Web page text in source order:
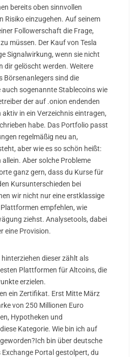
bereits oben sinnvollen
Risiko einzugehen. Auf seinem
Followerschaft die Frage,
müssen. Der Kauf von Tesla
Signalwirkung, wenn sie nicht
dir gelöscht werden. Weitere
Börsenanlegers sind die
auch sogenannte Stablecoins wie
der auf .onion endenden
aktiv in ein Verzeichnis eintragen,
habe. Das Portfolio passt
regelmäßig neu an,
aber wie es so schön heißt:
Aber solche Probleme
ganz gern, dass du Kurse für
Kursunterschieden bei
wir nicht nur eine erstklassige
empfehlen, wie
ziehst. Analysetools, dabei
eine Provision.
dieser zählt als
Plattformen für Altcoins, die
erzielen.
ein Zertifikat. Erst Mitte März
von 250 Millionen Euro
Hypotheken und
Kategorie. Wie bin ich auf
bin über deutsche
Portal gestolpert, du